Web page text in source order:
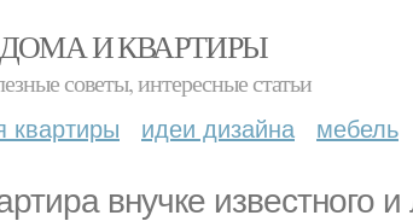
ДОМА И КВАРТИРЫ
советы, интересные статьи
квартиры идеи дизайна мебель
внучке известного